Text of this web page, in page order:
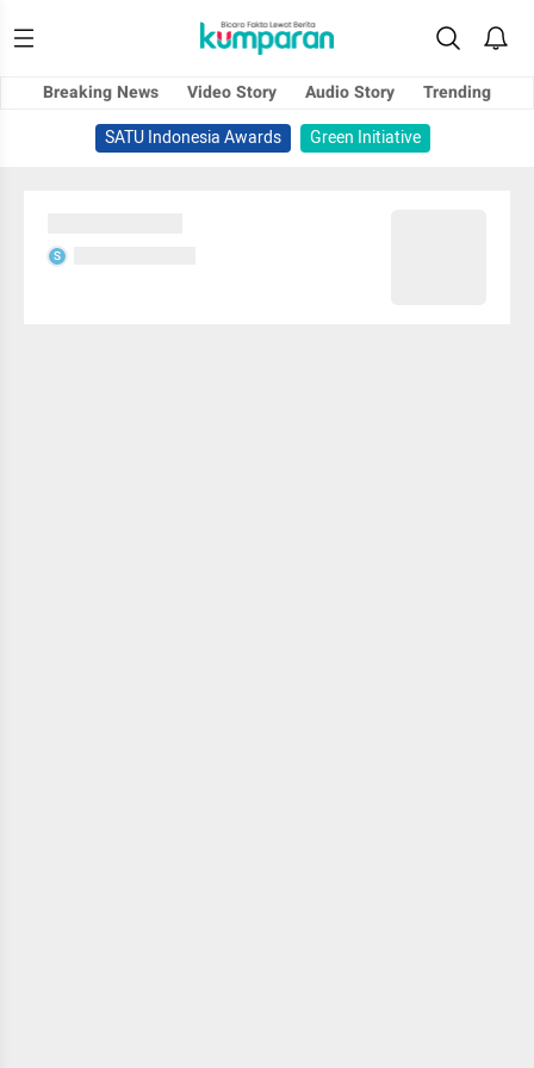
Breaking News Video Story Audio Story
Trending
SATU Indonesia Awards
Green Initiative
S